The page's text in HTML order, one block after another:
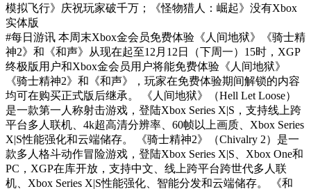
模拟飞行》庆祝玩家破千万；《怪物猎人：崛起》没有Xbox
实体版
#每日游讯 本周末Xbox金会员免费体验《人间地狱》《骑士精
神2》和《和声》从现在起至12月12日（下周一）15时，XGP
终极版用户和Xbox金会员用户将能免费体验《人间地狱》
《骑士精神2》和《和声》，玩家在免费体验期间解锁的内容
均可在购买正式版后继承。 《人间地狱》（Hell Let Loose）
是一款第一人称射击游戏，登陆Xbox Series X|S，支持线上跨
平台多人联机、4k超高清分辨率、60帧以上画质、Xbox Series
X|S性能强化和云端储存。 《骑士精神2》（Chivalry 2）是一
款多人格斗动作冒险游戏，登陆Xbox Series X|S、Xbox One和
PC，XGP在库开放，支持中文、线上跨平台跨世代多人联
机、Xbox Series X|S性能强化、智能分发和云端储存。 《和